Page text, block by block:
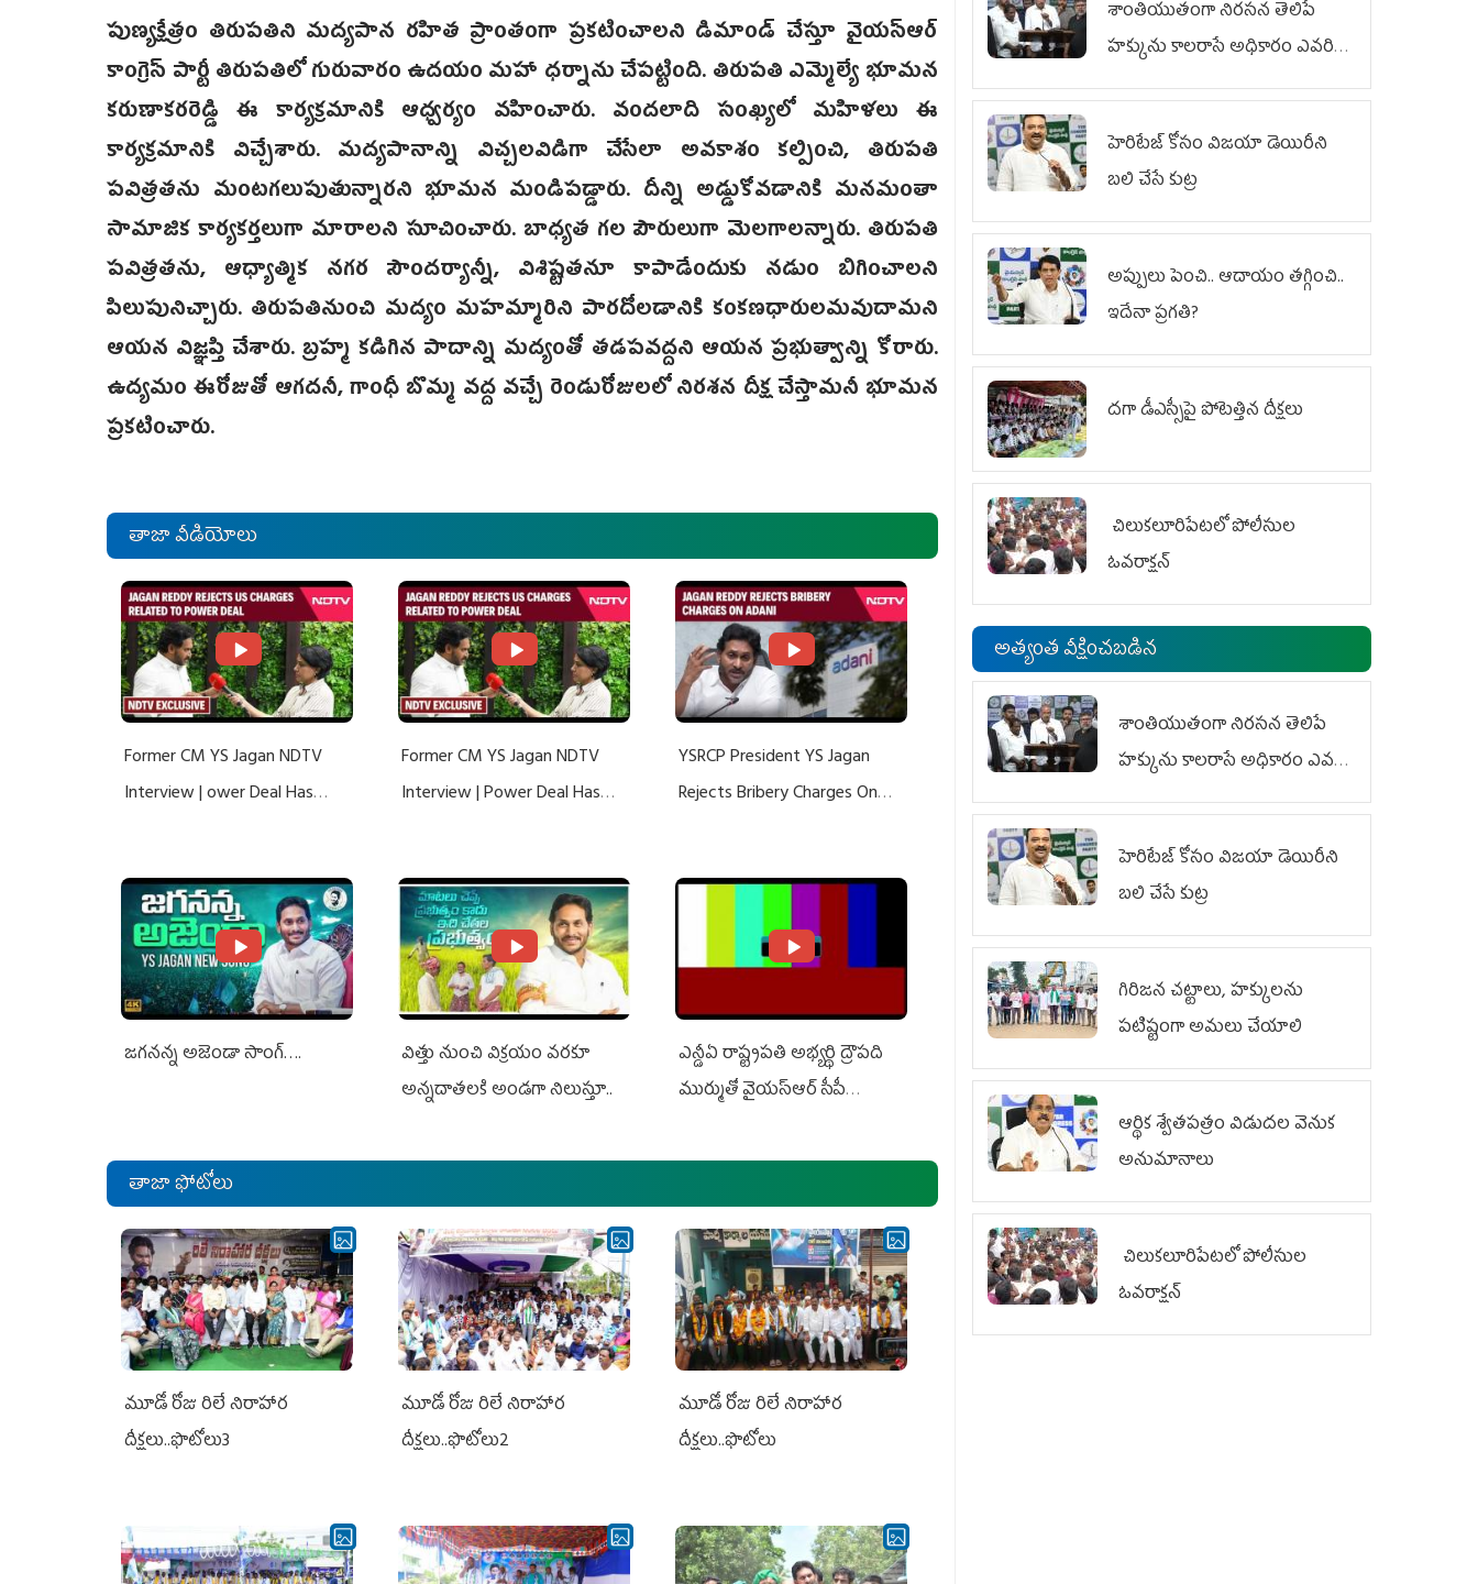
పుణ్యక్షేత్రం తిరుపతిని మద్యపాన రహిత ప్రాంతంగా ప్రకటించాలని డిమాండ్ చేస్తూ వైయస్ఆర్
కాంగ్రెస్ పార్టీ తిరుపతిలో గురువారం ఉదయం మహా ధర్నాను చేపట్టింది. తిరుపతి ఎమ్మెల్యే భూమన
కరుణాకరరెడ్డి ఈ కార్యక్రమానికి ఆధ్వర్యం వహించారు. వందలాది సంఖ్యలో మహిళలు ఈ
కార్యక్రమానికి విచ్చేశారు. మద్యపానాన్ని విచ్చలవిడిగా చేసేలా అవకాశం కల్పించి, తిరుపతి
పవిత్రతను మంటగలుపుతున్నారని భూమన మండిపడ్డారు. దీన్ని అడ్డుకోవడానికి మనమంతా
సామాజిక కార్యకర్తలుగా మారాలని సూచించారు. బాధ్యత గల పౌరులుగా మెలగాలన్నారు. తిరుపతి
పవిత్రతను, ఆధ్యాత్మిక నగర సౌందర్యాన్నీ, విశిష్టతనూ కాపాడేందుకు నడుం బిగించాలని
పిలుపునిచ్చారు. తిరుపతినుంచి మద్యం మహమ్మారిని పారదోలడానికి కంకణధారులమవుదామని
ఆయన విజ్ఞప్తి చేశారు. బ్రహ్మ కడిగిన పాదాన్ని మద్యంతో తడపవద్దని ఆయన ప్రభుత్వాన్ని కోరారు.
ఉద్యమం ఈరోజుతో ఆగదనీ, గాంధీ బొమ్మ వద్ద వచ్చే రెండురోజులలో నిరశన దీక్ష చేస్తామనీ భూమన
ప్రకటించారు.
తాజా వీడియోలు
Former CM YS Jagan NDTV
Interview | ower Deal Has
Former CM YS Jagan NDTV
Interview | Power Deal Has
YSRCP President YS Jagan
Rejects Bribery Charges On
జగనన్న అజెండా సాంగ్….
విత్తు నుంచి విక్రయం వరకూ
అన్నదాతలకి అండగా నిలుస్తూ..
ఎన్డీఏ రాష్ట్ర‌ప‌తి అభ్య‌ర్థి ద్రౌప‌ది
ముర్ముతో వైయ‌స్ఆర్ సీపీ
ఎమ్మెల్యేలు, ఎంపీల స‌మావేశం
తాజా ఫోటోలు
మూడో రోజు రిలే నిరాహార
దీక్షలు..ఫొటోలు3
మూడో రోజు రిలే నిరాహార
దీక్షలు..ఫొటోలు2
మూడో రోజు రిలే నిరాహార
దీక్షలు..ఫొటోలు
శాంతియుతంగా నిరసన తెలిపే
హక్కును కాలరాసే అధికారం ఎవరికీ
లేదు
హెరిటేజ్ కోసం విజయా డెయిరీని
బలి చేసే కుట్ర‌
అప్పులు పెంచి.. ఆదాయం తగ్గించి..
ఇదేనా ప్రగతి?
దగా డీఎస్సీపై పోటెత్తిన దీక్షలు
చిలుక‌లూరిపేట‌లో పోలీసుల
ఓవ‌రాక్ష‌న్‌
అత్యంత వీక్షించబడిన
శాంతియుతంగా నిరసన తెలిపే
హక్కును కాలరాసే అధికారం ఎవరికీ
లేదు
హెరిటేజ్ కోసం విజయా డెయిరీని
బలి చేసే కుట్ర‌
గిరిజన చట్టాలు, హక్కులను
పటిష్టంగా అమలు చేయాలి
ఆర్థిక శ్వేతపత్రం విడుదల వెనుక
అనుమానాలు
చిలుక‌లూరిపేట‌లో పోలీసుల
ఓవ‌రాక్ష‌న్‌